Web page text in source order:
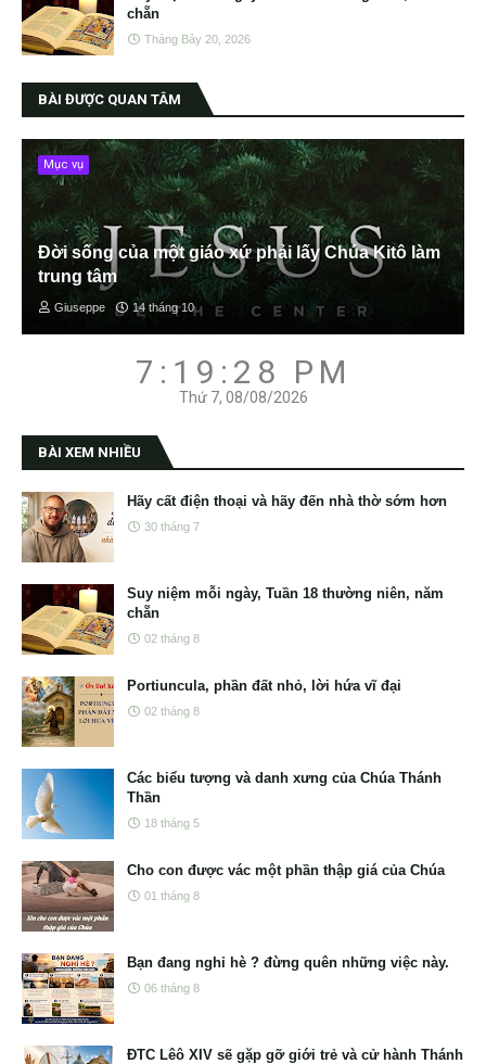
chẵn
Tháng Bảy 20, 2026
BÀI ĐƯỢC QUAN TÂM
Mục vụ
Đời sống của một giáo xứ phải lấy Chúa Kitô làm
trung tâm
Giuseppe 14 tháng 10
7:19:29 PM
Thứ 7, 08/08/2026
BÀI XEM NHIỀU
Hãy cất điện thoại và hãy đến nhà thờ sớm hơn
30 tháng 7
Suy niệm mỗi ngày, Tuần 18 thường niên, năm
chẵn
02 tháng 8
Portiuncula, phần đất nhỏ, lời hứa vĩ đại
02 tháng 8
Các biểu tượng và danh xưng của Chúa Thánh
Thần
18 tháng 5
Cho con được vác một phần thập giá của Chúa
01 tháng 8
Bạn đang nghỉ hè ? đừng quên những việc này.
06 tháng 8
ĐTC Lêô XIV sẽ gặp gỡ giới trẻ và cử hành Thánh